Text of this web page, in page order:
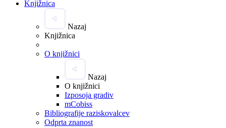
Knjižnica
Nazaj
Knjižnica
O knjižnici
Nazaj
O knjižnici
Izposoja gradiv
mCobiss
Bibliografije raziskovalcev
Odprta znanost